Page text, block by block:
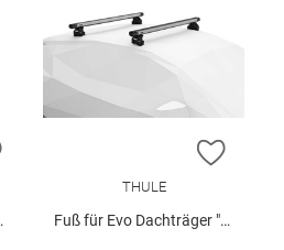
ZUR WUNSCHLISTE HINZUFÜGEN
ZUR
THULE
Fuß für Evo Dachträger "Evo Fixpoint"